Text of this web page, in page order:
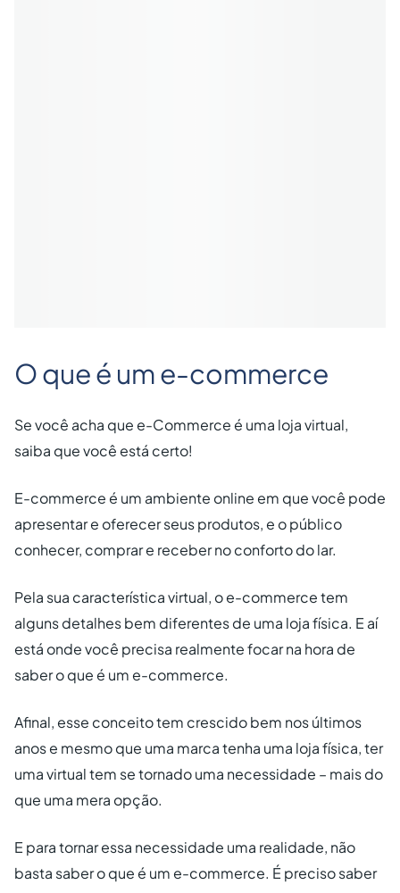
O que é um e-commerce
Se você acha que e-Commerce é uma loja virtual,
saiba que você está certo!
E-commerce é um ambiente online em que você pode
apresentar e oferecer seus produtos, e o público
conhecer, comprar e receber no conforto do lar.
Pela sua característica virtual, o e-commerce tem
alguns detalhes bem diferentes de uma loja física. E aí
está onde você precisa realmente focar na hora de
saber o que é um e-commerce.
Afinal, esse conceito tem crescido bem nos últimos
anos e mesmo que uma marca tenha uma loja física, ter
uma virtual tem se tornado uma necessidade – mais do
que uma mera opção.
E para tornar essa necessidade uma realidade, não
basta saber o que é um e-commerce. É preciso saber